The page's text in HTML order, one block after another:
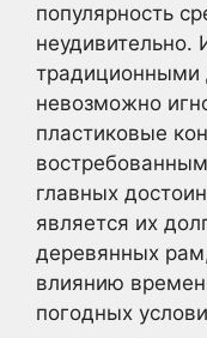
популярность
невозможно
пластиковые
главных
является их
деревянных
влиянию
погодных